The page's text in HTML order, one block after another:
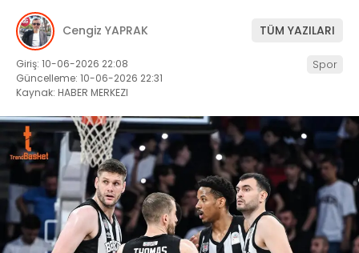
Cengiz YAPRAK TÜM YAZILARI
Giriş: 10-06-2026 22:08
Güncelleme: 10-06-2026 22:31
Kaynak: HABER MERKEZI
Spor